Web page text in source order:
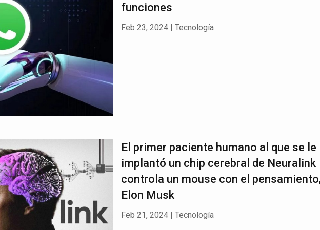
funciones
Feb 23, 2024| Tecnología
El primer paciente humano al que se le
implantó un chip cerebral de Neuralink
controla un mouse con el
Elon Musk
Feb 21, 2024| Tecnología